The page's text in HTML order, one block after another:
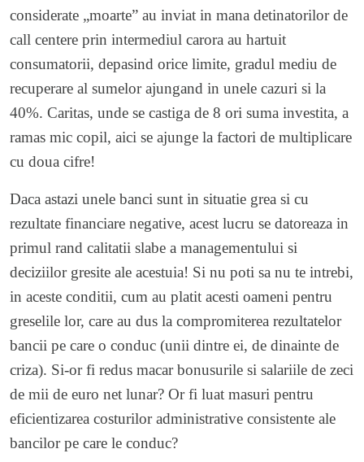
considerate „moarte” au inviat in mana detinatorilor de
call centere prin intermediul carora au hartuit
consumatorii, depasind orice limite, gradul mediu de
recuperare al sumelor ajungand in unele cazuri si la
40%. Caritas, unde se castiga de 8 ori suma investita, a
ramas mic copil, aici se ajunge la factori de multiplicare
cu doua cifre!
Daca astazi unele banci sunt in situatie grea si cu
rezultate financiare negative, acest lucru se datoreaza in
primul rand calitatii slabe a managementului si
deciziilor gresite ale acestuia! Si nu poti sa nu te intrebi,
in aceste conditii, cum au platit acesti oameni pentru
greselile lor, care au dus la compromiterea rezultatelor
bancii pe care o conduc (unii dintre ei, de dinainte de
criza). Si-or fi redus macar bonusurile si salariile de zeci
de mii de euro net lunar? Or fi luat masuri pentru
eficientizarea costurilor administrative consistente ale
bancilor pe care le conduc?